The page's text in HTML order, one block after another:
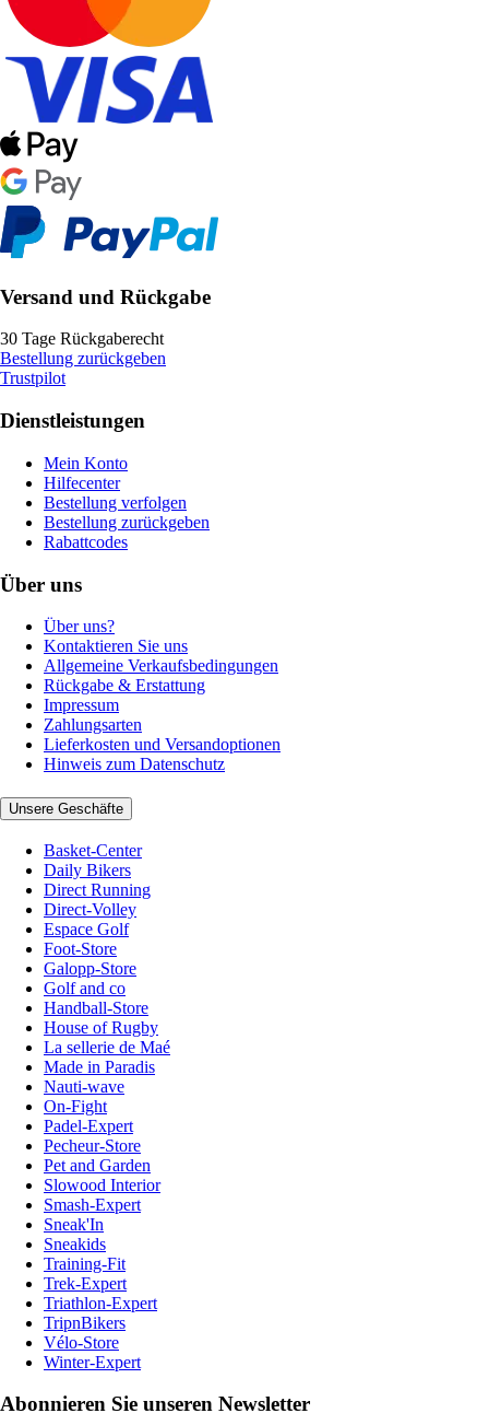
Versand und Rückgabe
30 Tage Rückgaberecht
Bestellung zurückgeben
Trustpilot
Dienstleistungen
Mein Konto
Hilfecenter
Bestellung verfolgen
Bestellung zurückgeben
Rabattcodes
Über uns
Über uns?
Kontaktieren Sie uns
Allgemeine Verkaufsbedingungen
Rückgabe & Erstattung
Impressum
Zahlungsarten
Lieferkosten und Versandoptionen
Hinweis zum Datenschutz
Unsere Geschäfte
Basket-Center
Daily Bikers
Direct Running
Direct-Volley
Espace Golf
Foot-Store
Galopp-Store
Golf and co
Handball-Store
House of Rugby
La sellerie de Maé
Made in Paradis
Nauti-wave
On-Fight
Padel-Expert
Pecheur-Store
Pet and Garden
Slowood Interior
Smash-Expert
Sneak'In
Sneakids
Training-Fit
Trek-Expert
Triathlon-Expert
TripnBikers
Vélo-Store
Winter-Expert
Abonnieren Sie unseren Newsletter